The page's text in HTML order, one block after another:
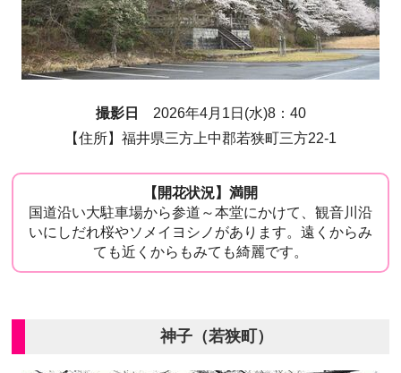
撮影日
2026年4月1日(水)8：40
【住所】福井県三方上中郡若狭町三方22-1
【開花状況】満開
国道沿い大駐車場から参道～本堂にかけて、観音川沿
いにしだれ桜やソメイヨシノがあります。遠くからみ
ても近くからもみても綺麗です。
神子（若狭町）